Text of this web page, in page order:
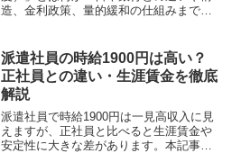
造、金利政策、量的緩和の仕組みまで、
利動向」がスッと理解できる！
派遣社員の時給1900円は高い？
正社員との違い・生涯賃金を徹底
解説
派遣社員で時給1900円は一見高収入に見
えますが、正社員と比べると生涯賃金や
安定性に大きな差があります。本記事で